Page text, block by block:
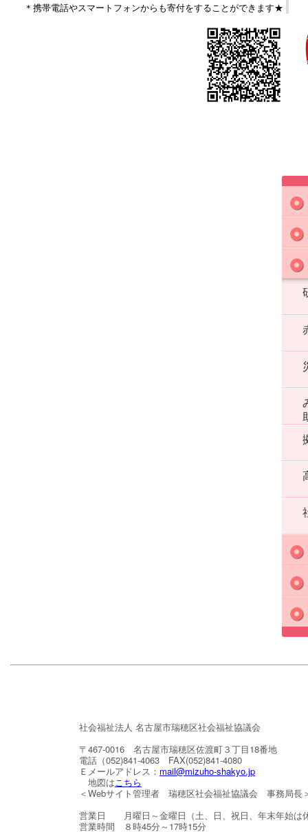
＊携帯電話やスマートフォンからも寄付をすることができます★
社会福祉法人 名古屋市瑞穂区社会福祉協議会
〒467-0016 名古屋市瑞穂区佐渡町３丁目18番地
電話（052)841-4063 FAX(052)841-4080
Ｅメールアドレス： mail@mizuho-shakyo.jp
地図はこちら
＜Webサイト管理者 瑞穂区社会福祉協議会 事務局長
営業日 月曜日～金曜日（土、日、祝日、年末年始は
営業時間 ８時45分～17時15分